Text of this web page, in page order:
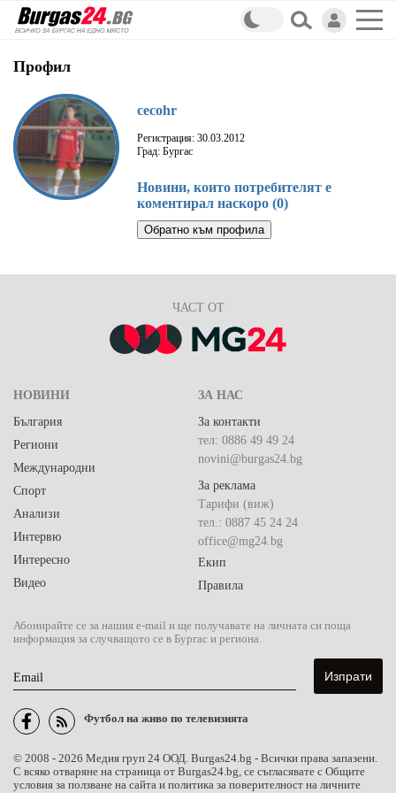
Профил
cecohr
Регистрация: 30.03.2012
Град: Бургас
Новини, които потребителят е
коментирал наскоро (0)
Обратно към профила
ЧАСТ ОТ
НОВИНИ
България
Региони
Международни
Спорт
Анализи
Интервю
Интересно
Видео
ЗА НАС
За контакти
тел: 0886 49 49 24
novini@burgas24.bg
За реклама
Тарифи (виж)
тел.: 0887 45 24 24
office@mg24.bg
Екип
Правила
Абонирайте се за нашия e-mail и ще получавате на личната си поща
информация за случващото се в Бургас и региона.
Email
Футбол на живо по телевизията
© 2008 - 2026 Медия груп 24 ООД. Burgas24.bg - Всички права запазени.
С всяко отваряне на страница от Burgas24.bg, се съгласявате с Общите
условия за ползване на сайта и политика за поверителност на личните